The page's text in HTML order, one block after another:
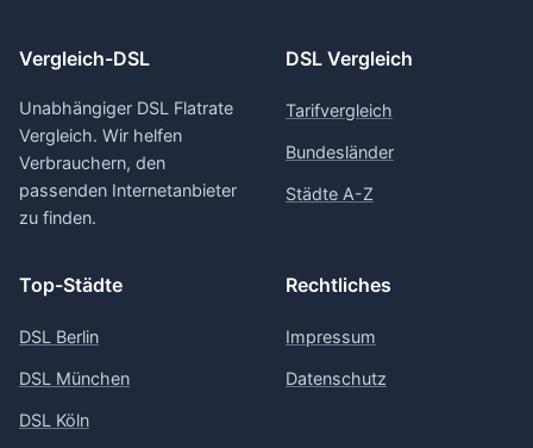
Vergleich-DSL
Unabhängiger DSL Flatrate
Vergleich. Wir helfen
Verbrauchern, den
passenden Internetanbieter
zu finden.
DSL Vergleich
Tarifvergleich
Bundesländer
Städte A-Z
Top-Städte
DSL Berlin
DSL München
DSL Köln
Rechtliches
Impressum
Datenschutz